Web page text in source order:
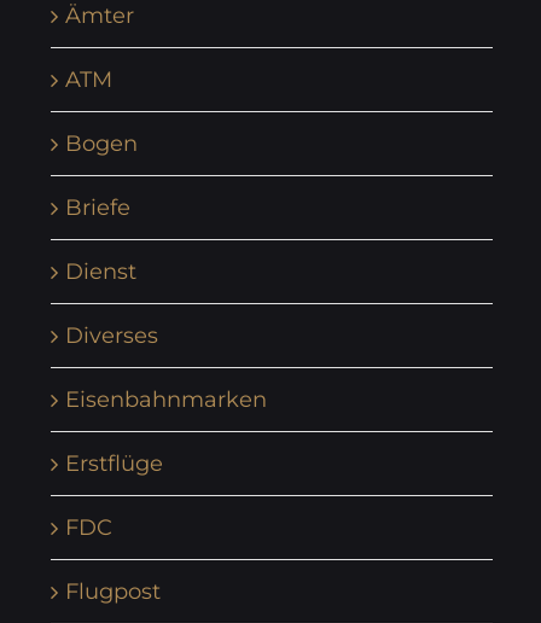
Ämter
ATM
Bogen
Briefe
Dienst
Diverses
Eisenbahnmarken
Erstflüge
FDC
Flugpost